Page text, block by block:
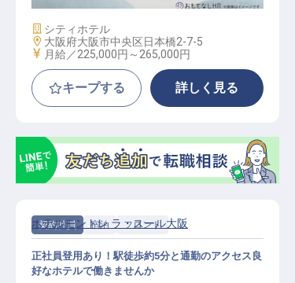
施設業態
シティホテル
勤務地
大阪府大阪市中央区日本橋2-7-5
給与
月給／225,000円～ 265,000円
キープする 詳しく見る
契約社員 宿泊 フロント
ホテルモントレ ラ・スール大阪
正社員登用あり！駅徒歩約5分と通勤のアクセス良
好なホテルで働きませんか